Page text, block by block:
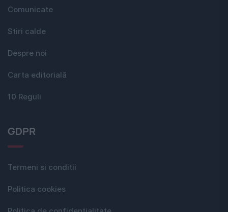
Comunicate
Stiri calde
Despre noi
Carta editorială
10 Reguli
GDPR
Termeni si conditii
Politica cookies